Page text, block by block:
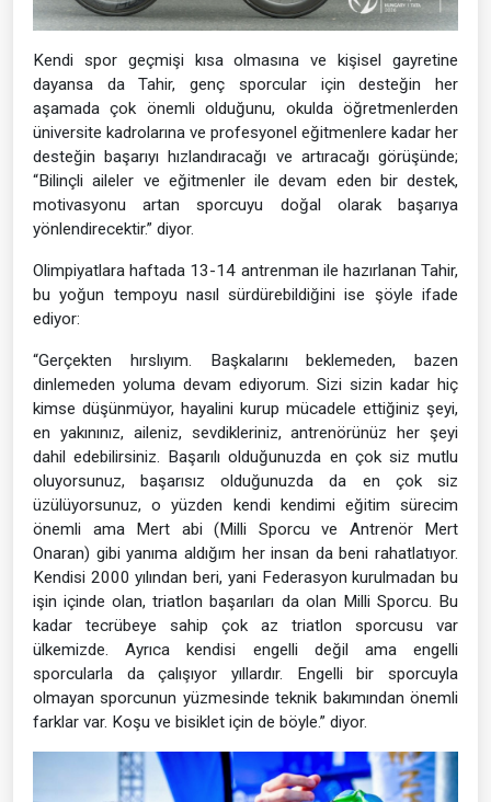
Kendi spor geçmişi kısa olmasına ve kişisel gayretine
dayansa da Tahir, genç sporcular için desteğin her
aşamada çok önemli olduğunu, okulda öğretmenlerden
üniversite kadrolarına ve profesyonel eğitmenlere kadar her
desteğin başarıyı hızlandıracağı ve artıracağı görüşünde;
“Bilinçli aileler ve eğitmenler ile devam eden bir destek,
motivasyonu artan sporcuyu doğal olarak başarıya
yönlendirecektir.” diyor.
Olimpiyatlara haftada 13-14 antrenman ile hazırlanan Tahir,
bu yoğun tempoyu nasıl sürdürebildiğini ise şöyle ifade
ediyor:
“Gerçekten hırslıyım. Başkalarını beklemeden, bazen
dinlemeden yoluma devam ediyorum. Sizi sizin kadar hiç
kimse düşünmüyor, hayalini kurup mücadele ettiğiniz şeyi,
en yakınınız, aileniz, sevdikleriniz, antrenörünüz her şeyi
dahil edebilirsiniz. Başarılı olduğunuzda en çok siz mutlu
oluyorsunuz, başarısız olduğunuzda da en çok siz
üzülüyorsunuz, o yüzden kendi kendimi eğitim sürecim
önemli ama Mert abi (Milli Sporcu ve Antrenör Mert
Onaran) gibi yanıma aldığım her insan da beni rahatlatıyor.
Kendisi 2000 yılından beri, yani Federasyon kurulmadan bu
işin içinde olan, triatlon başarıları da olan Milli Sporcu. Bu
kadar tecrübeye sahip çok az triatlon sporcusu var
ülkemizde. Ayrıca kendisi engelli değil ama engelli
sporcularla da çalışıyor yıllardır. Engelli bir sporcuyla
olmayan sporcunun yüzmesinde teknik bakımından önemli
farklar var. Koşu ve bisiklet için de böyle.” diyor.